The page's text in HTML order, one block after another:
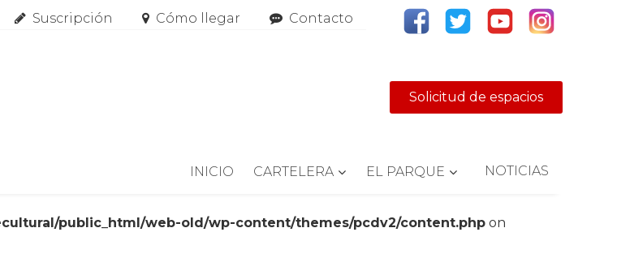
Suscripción Cómo llegar Contacto
Solicitud de espacios
INICIO CARTELERA EL PARQUE NOTICIAS
public_html/web-old/wp-content/themes/pcdv2/content.php on